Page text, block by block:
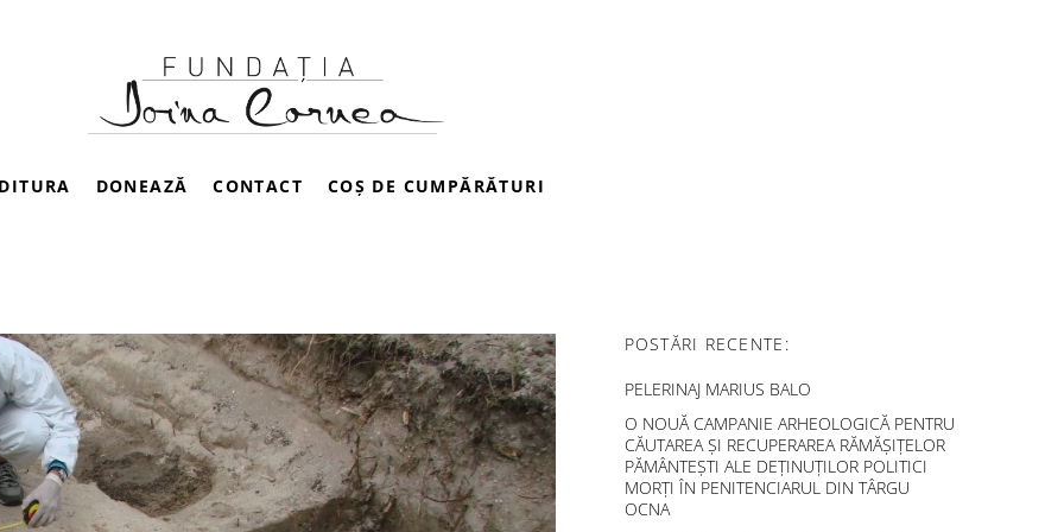
DONEAZĂ CONTACT COȘ DE CUMPĂRĂTURI
POSTĂRI RECENTE:
PELERINAJ MARIUS BALO
O NOUĂ CAMPANIE ARHEOLOGICĂ PENTRU
CĂUTAREA ȘI RECUPERAREA RĂMĂȘIȚELOR
PĂMÂNTEȘTI ALE DEȚINUȚILOR POLITICI
MORȚI ÎN PENITENCIARUL DIN TÂRGU
OCNA